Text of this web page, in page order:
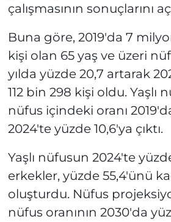
çalışmasının sonuçlarını
Buna göre, 2019'da 7
kişi olan 65 yaş ve üzeri
yılda yüzde 20,7 artarak
112 bin 298 kişi oldu. Yaşlı
nüfus içindeki oranı
2024'te yüzde 10,6'ya çıktı.
Yaşlı nüfusun 2024'te
erkekler, yüzde 55,4'ünü
oluşturdu. Nüfus
nüfus oranının 2030'da